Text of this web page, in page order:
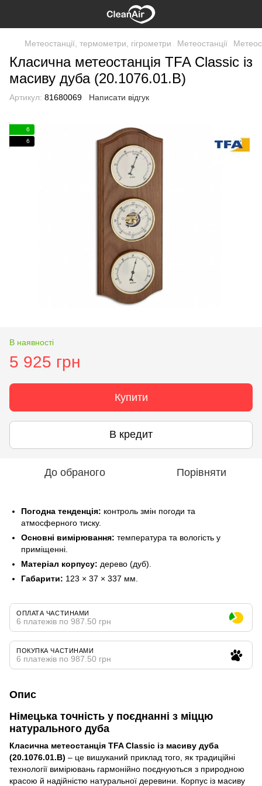
Метеостанції, термометри, гігрометри Метеостанції
Класична метеостанція TFA Classic із
масиву дуба (20.1076.01.B)
Артикул: 81680069 Написати відгук
6
6
В наявності
5 925 грн
Купити
В кредит
До обраного Порівняти
Погодна тенденція: контроль змін погоди та
атмосферного тиску.
Основні вимірювання: температура та вологість у
приміщенні.
Матеріал корпусу: дерево (дуб).
Габарити: 123 × 37 × 337 мм.
ОПЛАТА ЧАСТИНАМИ
6 платежів по 987.50 грн
ПОКУПКА ЧАСТИНАМИ
6 платежів по 987.50 грн
Опис
Німецька точність у поєднанні з міццю
натурального дуба
Класична метеостанція TFA Classic із масиву дуба
(20.1076.01.B) – це вишуканий приклад того, як традиційні
технології вимірювань гармонійно поєднуються з природною
красою й надійністю натуральної деревини. Корпус із масиву